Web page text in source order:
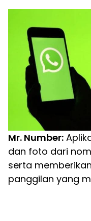
Mr. Number:
dan foto dari
serta
panggilan yang